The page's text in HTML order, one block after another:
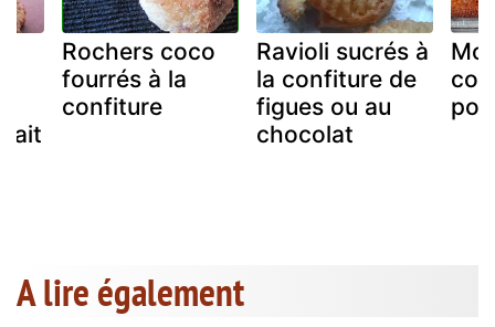
lait
Rochers coco
fourrés à la
confiture
Ravioli sucrés à
la confiture de
figues ou au
chocolat
A lire également